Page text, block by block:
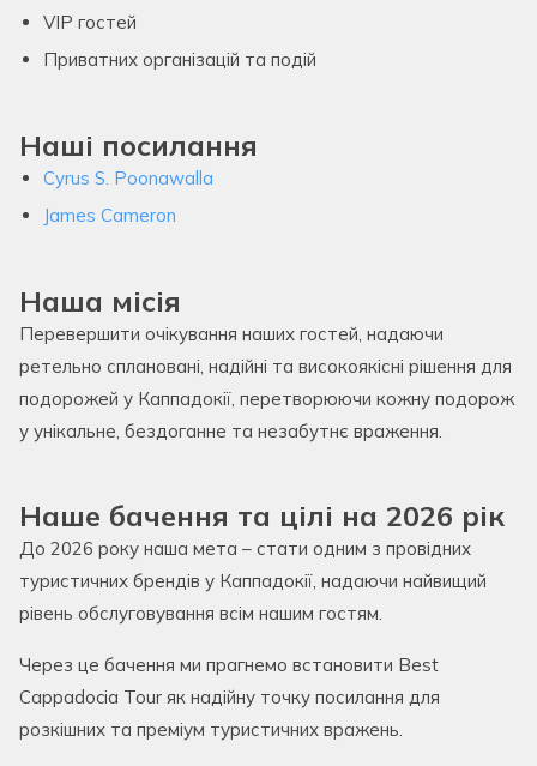
VIP гостей
Приватних організацій та подій
Наші посилання
Cyrus S. Poonawalla
James Cameron
Наша місія
Перевершити очікування наших гостей, надаючи
ретельно сплановані, надійні та високоякісні рішення для
подорожей у Каппадокії, перетворюючи кожну подорож
у унікальне, бездоганне та незабутнє враження.
Наше бачення та цілі на 2026 рік
До 2026 року наша мета – стати одним з провідних
туристичних брендів у Каппадокії, надаючи найвищий
рівень обслуговування всім нашим гостям.
Через це бачення ми прагнемо встановити Best
Cappadocia Tour як надійну точку посилання для
розкішних та преміум туристичних вражень.